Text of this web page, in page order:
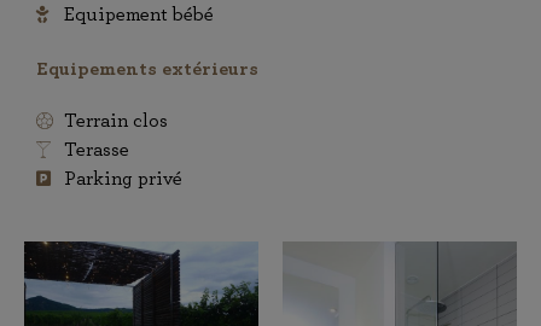
Equipement bébé
Equipements extérieurs
Terrain clos
Terasse
Parking privé